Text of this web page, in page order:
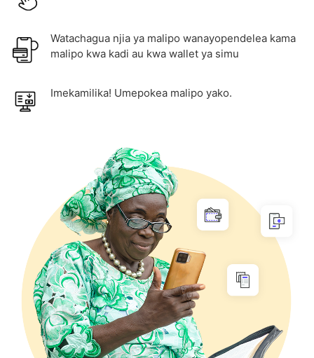
Watachagua njia ya malipo wanayopendelea kama
malipo kwa kadi au kwa wallet ya simu
Imekamilika! Umepokea malipo yako.